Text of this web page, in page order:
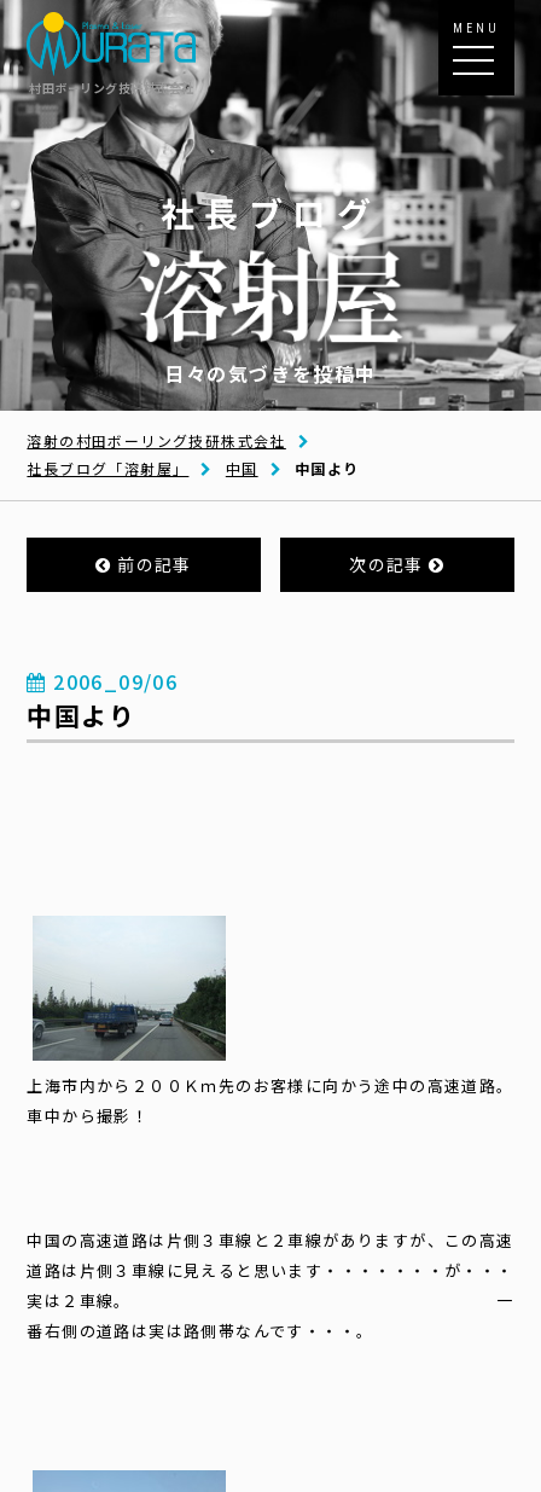
村田ボーリング技研株式会社
MENU
社長ブログ
日々の気づきを投稿中
溶射の村田ボーリング技研株式会社
社長ブログ「溶射屋」
中国 中国より
前の記事 次の記事
2006_09/06
中国より
上海市内から２００Ｋｍ先のお客様に向かう途中の高速道路。
車中から撮影！
中国の高速道路は片側３車線と２車線がありますが、この高速
道路は片側３車線に見えると思います・・・・・・・が・・・
実は２車線。 一
番右側の道路は実は路側帯なんです・・・。